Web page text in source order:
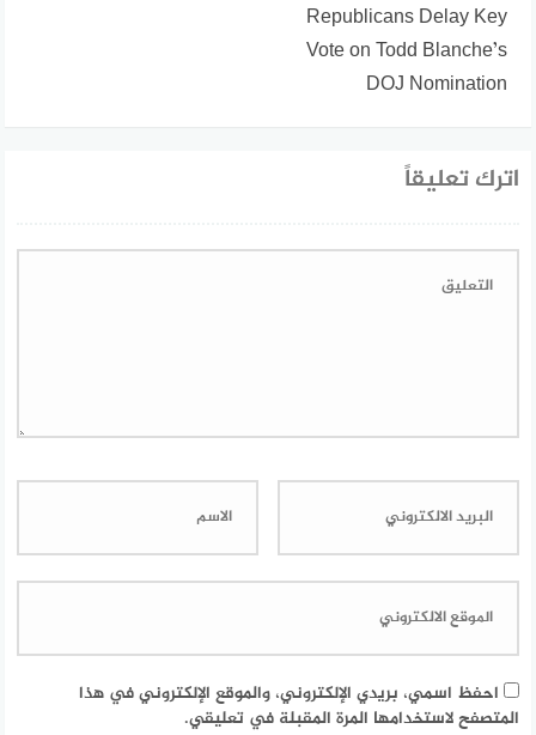
Republicans Delay Key
Vote on Todd Blanche’s
DOJ Nomination
اترك تعليقاً
احفظ اسمي، بريدي الإلكتروني، والموقع الإلكتروني في هذا
المتصفح لاستخدامها المرة المقبلة في تعليقي.